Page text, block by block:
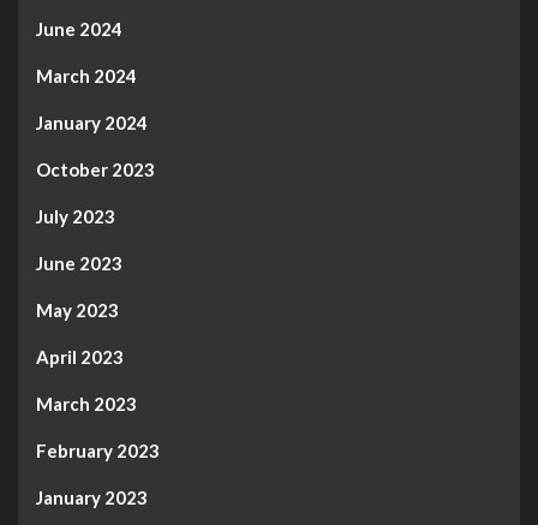
June 2024
March 2024
January 2024
October 2023
July 2023
June 2023
May 2023
April 2023
March 2023
February 2023
January 2023